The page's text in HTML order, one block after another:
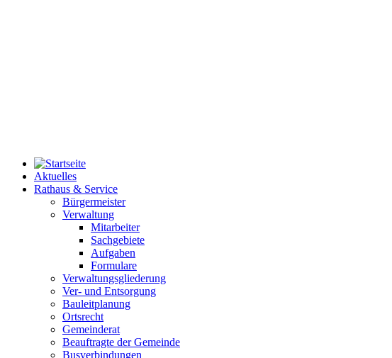
Aktuelles
Rathaus & Service
Bürgermeister
Verwaltung
Mitarbeiter
Sachgebiete
Aufgaben
Formulare
Verwaltungsgliederung
Ver- und Entsorgung
Bauleitplanung
Ortsrecht
Gemeinderat
Beauftragte der Gemeinde
Busverbindungen